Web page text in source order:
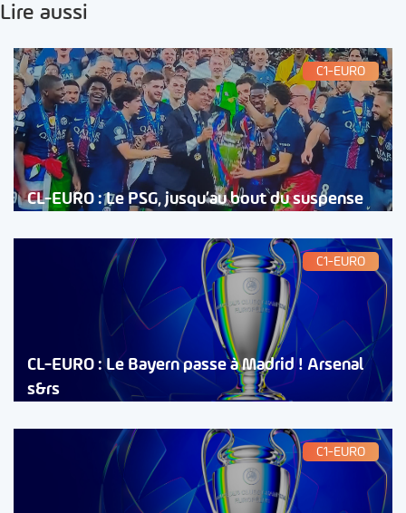
Lire aussi
C1-EURO
CL-EURO : Le PSG, jusqu’au bout du suspense
C1-EURO
CL-EURO : Le Bayern passe à Madrid ! Arsenal
s&rs
C1-EURO